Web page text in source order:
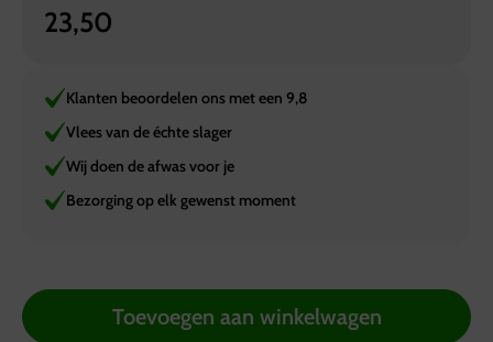
23,50
Klanten beoordelen ons met een 9,8
Vlees van de échte slager
Wij doen de afwas voor je
Bezorging op elk gewenst moment
Toevoegen aan winkelwagen